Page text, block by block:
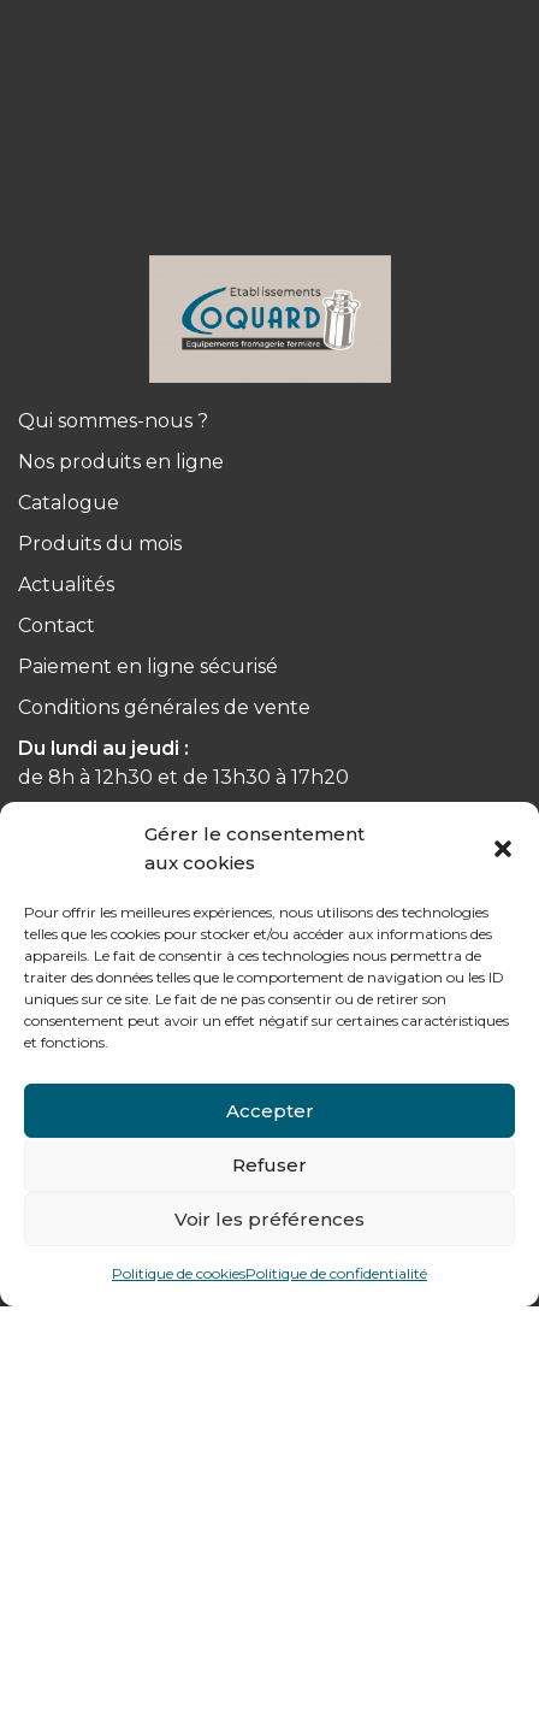
Gérer le consentement
aux cookies
Pour offrir les meilleures expériences, nous utilisons des technologies
telles que les cookies pour stocker et/ou accéder aux informations des
appareils. Le fait de consentir à ces technologies nous permettra de
traiter des données telles que le comportement de navigation ou les ID
uniques sur ce site. Le fait de ne pas consentir ou de retirer son
consentement peut avoir un effet négatif sur certaines caractéristiques
et fonctions.
Accepter
Refuser
Voir les préférences
Politique de cookiesPolitique de confidentialité
Qui sommes-nous ?
Nos produits en ligne
Catalogue
Produits du mois
Actualités
Contact
Paiement en ligne sécurisé
Conditions générales de vente
Du lundi au jeudi :
de 8h à 12h30 et de 13h30 à 17h20
Le vendredi :
de 8h à 12h30 et de 13h30 à 16h
Notre gamme pour les particuliers
Contactez-nous
Tél : + 33 (0)4 74 62 81 44
Villefranche sur Saône
Plan d’accès